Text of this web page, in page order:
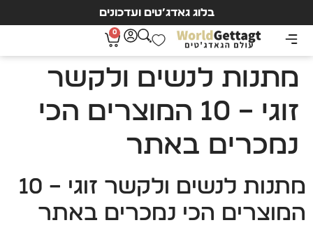
בלוג גאדג’טים ועדכונים
0
מתנות לנשים ולקשר
זוגי – 10 המוצרים הכי
נמכרים באתר
מתנות לנשים ולקשר זוגי – 10
המוצרים הכי נמכרים באתר